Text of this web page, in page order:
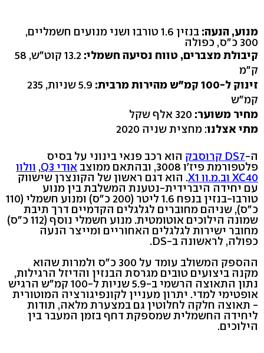
מנוע, הנעה: בנזין 1.6 טורבו ושני מנועים חשמליים,
300 כ"ס, כפולה
קיבולת מצברים, טווח נסיעה חשמלי:
13.2 קוט"ש, 58
ק"מ
זינוק ל-100 קמ"ש מהירות מרבית:
5.9 שניות, 235
קמ"ש
מחיר משוער:
מתי אצלנו: מחצית שניה 2020
ה-DS7 קרוסבק הוא רכב פנאי בינוני על בסיס
פלטפורמת פיז'ו 3008, ובהתאם ממוצב אודי Q3 , וולוו
XC40 וב.מ.וו X1 . הוא דגם ראשון של הקונצרן שישווק
עם יחידה היברידית-נטענת המשלבת בין מנוע
טורבו-בנזין בנפח 1.6 ליטר (200 כ"ס) ומנוע חשמלי (110
כ"ס), שניהם מחוברים לגלגלים הקדמיים דרך תיבת
שמונה הילוכים אוטומטית. מנוע חשמלי נוסף (112 כ"ס)
מחובר ישירות לגלגלים האחוריים ומייצר הנעה
כפולה, לראשונה ב-DS.
ההספק המשולב עומד על 300 כ"ס ולמרות שהוא
מקנה ביצועים טובים מגרסת הבנזין והדיזל הרגילות,
נתון התאוצה הרשמי ב-5.9 שניות ל-100 קמ"ש הרגיש
אופטימי למדי. יתרון מעניין לקונפיגורציה המוטורית
- תאוצה חלקה לחלוטין גם במצערת מלאה, תודות
ליחידה החשמלית שמספקת דחף בזמן המעבר בין
הילוכים.